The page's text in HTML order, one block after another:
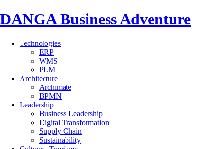
DANGA Business Adventure
Technologies
ERP
WMS
PLM
Architecture
Archimate
BPMN
Leadership
Business Leadership
Digital Transformation
Supply Chain
Sustainability